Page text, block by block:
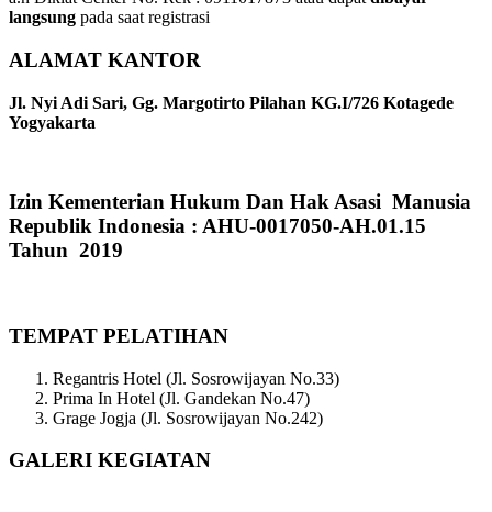
langsung pada saat registrasi
ALAMAT KANTOR
Jl. Nyi Adi Sari, Gg. Margotirto Pilahan KG.I/726 Kotagede
Yogyakarta
Izin Kementerian Hukum Dan Hak Asasi Manusia
Republik Indonesia : AHU-0017050-AH.01.15
Tahun 2019
TEMPAT PELATIHAN
Regantris Hotel (Jl. Sosrowijayan No.33)
Prima In Hotel (Jl. Gandekan No.47)
Grage Jogja (Jl. Sosrowijayan No.242)
GALERI KEGIATAN